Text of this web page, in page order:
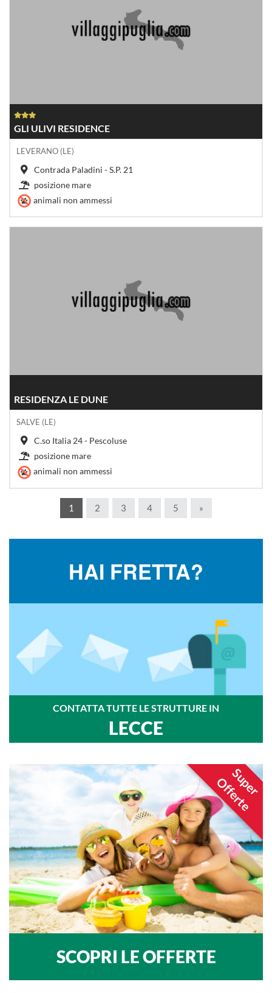
GLI ULIVI RESIDENCE
LEVERANO (LE)
Contrada Paladini - S.P. 21
posizione mare
animali non ammessi
RESIDENZA LE DUNE
SALVE (LE)
C.so Italia 24 - Pescoluse
posizione mare
animali non ammessi
1 2 3 4 5 »
HAI FRETTA?
CONTATTA TUTTE LE STRUTTURE IN
LECCE
Super
Offerte
SCOPRI LE OFFERTE